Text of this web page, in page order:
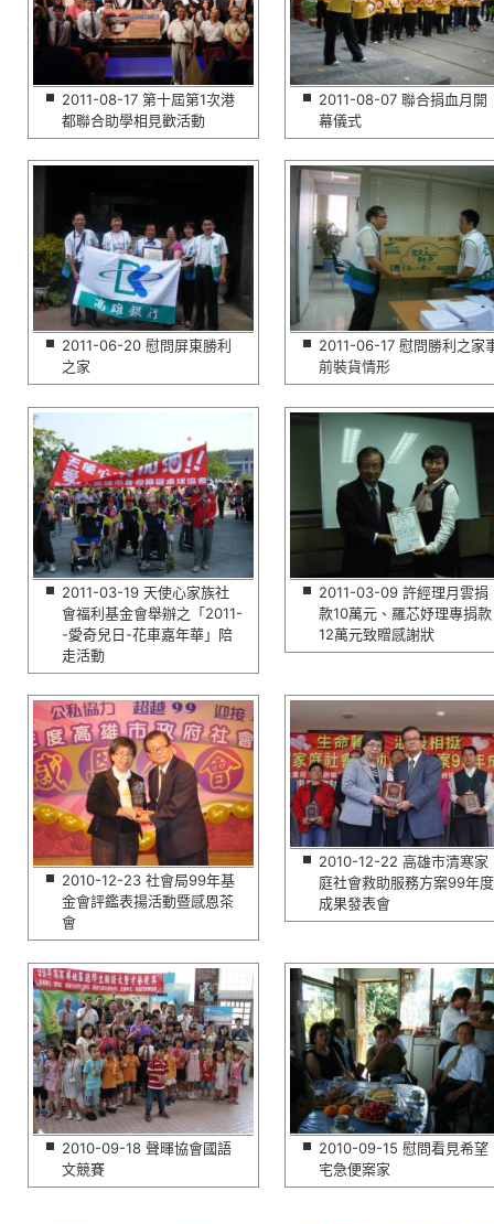
2011-08-17 第十屆第1次港
都聯合助學相見歡活動
2011-08-07 聯合捐血月開
幕儀式
2011-06-20 慰問屏東勝利
之家
2011-06-17 慰問勝利之家
前裝貨情形
2011-03-19 天使心家族社
會福利基金會舉辦之「2011-
-愛奇兒日-花車嘉年華」陪
走活動
2011-03-09 許經理月雲捐
款10萬元、羅芯妤理專捐款
12萬元致贈感謝狀
2010-12-23 社會局99年基
金會評鑑表揚活動暨感恩茶
會
2010-12-22 高雄市清寒家
庭社會救助服務方案99年度
成果發表會
2010-09-18 聲暉協會國語
文競賽
2010-09-15 慰問看見希望
宅急便案家